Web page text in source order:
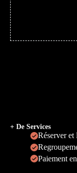
+ De Services
Réserver et
Paiement